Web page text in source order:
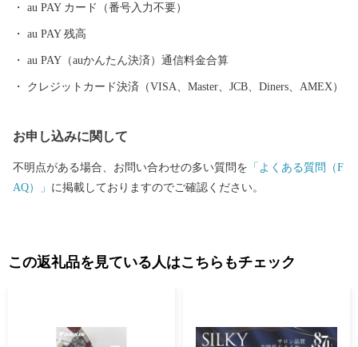
au PAY カード（番号入力不要）
au PAY 残高
au PAY（auかんたん決済）通信料金合算
クレジットカード決済（VISA、Master、JCB、Diners、AMEX）
お申し込みに関して
不明点がある場合、お問い合わせの多い質問を 「よくある質問（F
AQ）」 に掲載しておりますのでご確認ください。
この返礼品を見ている人はこちらもチェック